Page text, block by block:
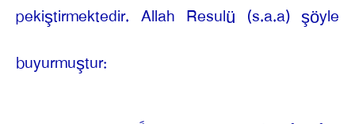
pekiştirmektedir. Allah Resulü (s.a.a) şöyle
buyurmuştur: